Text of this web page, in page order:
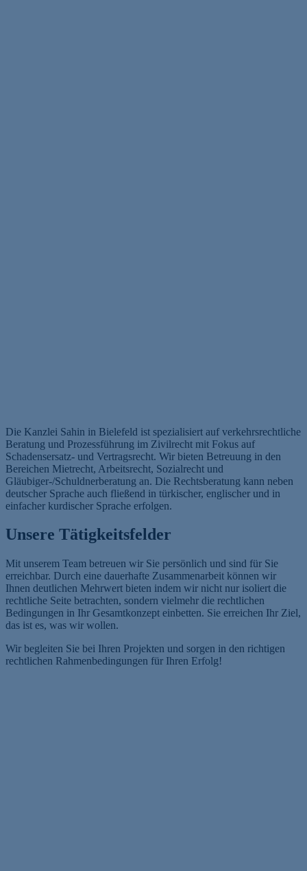
Die Kanzlei Sahin in Bielefeld ist spezialisiert auf verkehrsrechtliche
Beratung und Prozessführung im Zivilrecht mit Fokus auf
Schadensersatz- und Vertragsrecht. Wir bieten Betreuung in den
Bereichen Mietrecht, Arbeitsrecht, Sozialrecht und
Gläubiger-/Schuldnerberatung an. Die Rechtsberatung kann neben
deutscher Sprache auch fließend in türkischer, englischer und in
einfacher kurdischer Sprache erfolgen.
Unsere Tätigkeitsfelder
Mit unserem Team betreuen wir Sie persönlich und sind für Sie
erreichbar. Durch eine dauerhafte Zusammenarbeit können wir
Ihnen deutlichen Mehrwert bieten indem wir nicht nur isoliert die
rechtliche Seite betrachten, sondern vielmehr die rechtlichen
Bedingungen in Ihr Gesamtkonzept einbetten. Sie erreichen Ihr Ziel,
das ist es, was wir wollen.
Wir begleiten Sie bei Ihren Projekten und sorgen in den richtigen
rechtlichen Rahmenbedingungen für Ihren Erfolg!